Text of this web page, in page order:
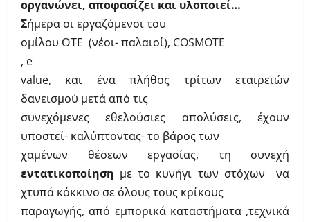
οργανώνει, αποφασίζει και υλοποιεί…
Σήμερα οι εργαζόμενοι του
ομίλου ΟΤΕ (νέοι- παλαιοί), COSMOTE
, e
value, και ένα πλήθος τρίτων εταιρειών
δανεισμού μετά από τις
συνεχόμενες εθελούσιες απολύσεις, έχουν
υποστεί- καλύπτοντας- το βάρος των
χαμένων θέσεων εργασίας, τη συνεχή
εντατικοποίηση με το κυνήγι των στόχων να
χτυπά κόκκινο σε όλους τους κρίκους
παραγωγής, από εμπορικά καταστήματα ,τεχνικά